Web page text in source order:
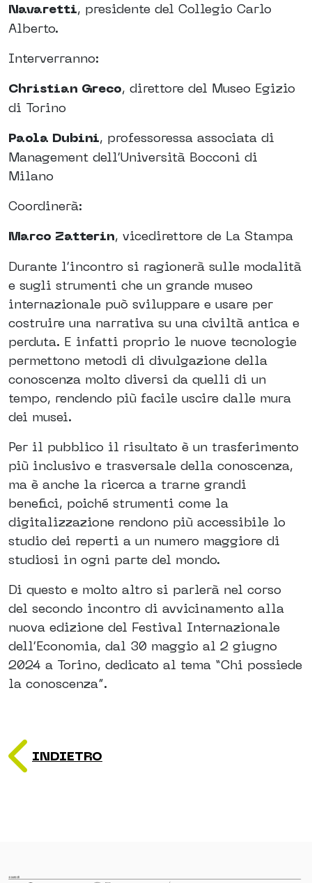
Navaretti, presidente del Collegio Carlo
Alberto.
Interverranno:
Christian Greco, direttore del Museo Egizio
di Torino
Paola Dubini, professoressa associata di
Management dell’Università Bocconi di
Milano
Coordinerà:
Marco Zatterin, vicedirettore de La Stampa
Durante l’incontro si ragionerà sulle modalità
e sugli strumenti che un grande museo
internazionale può sviluppare e usare per
costruire una narrativa su una civiltà antica e
perduta. E infatti proprio le nuove tecnologie
permettono metodi di divulgazione della
conoscenza molto diversi da quelli di un
tempo, rendendo più facile uscire dalle mura
dei musei.
Per il pubblico il risultato è un trasferimento
più inclusivo e trasversale della conoscenza,
ma è anche la ricerca a trarne grandi
benefici, poiché strumenti come la
digitalizzazione rendono più accessibile lo
studio dei reperti a un numero maggiore di
studiosi in ogni parte del mondo.
Di questo e molto altro si parlerà nel corso
del secondo incontro di avvicinamento alla
nuova edizione del Festival Internazionale
dell’Economia, dal 30 maggio al 2 giugno
2024 a Torino, dedicato al tema “Chi possiede
la conoscenza”.
INDIETRO